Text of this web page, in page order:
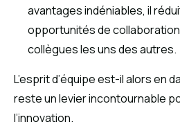
avantages indéniables, il
opportunités de
collègues les uns des autres.
L’esprit d’équipe est-il alors en
reste un levier incontournable
l’innovation.